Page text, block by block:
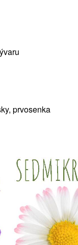
prvosenka